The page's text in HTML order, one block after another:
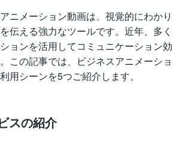
ニメーション動画は、視覚的にわかり
伝える強力なツールです。近年、多く
ョンを活用してコミュニケーション効
この記事では、ビジネスアニメーショ
用シーンを5つご紹介します。
スの紹介